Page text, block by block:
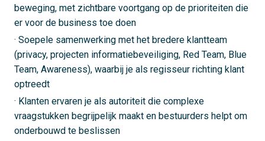
beweging, met zichtbare voortgang op de prioriteiten die
er voor de business toe doen
· Soepele samenwerking met het bredere klantteam
(privacy, projecten informatiebeveiliging, Red Team, Blue
Team, Awareness), waarbij je als regisseur richting klant
optreedt
· Klanten ervaren je als autoriteit die complexe
vraagstukken begrijpelijk maakt en bestuurders helpt om
onderbouwd te beslissen